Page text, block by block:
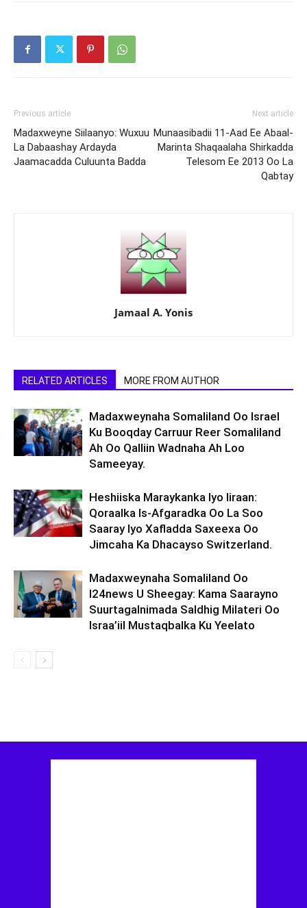
Previous article
Madaxweyne Siilaanyo: Wuxuu
La Dabaashay Ardayda
Jaamacadda Culuunta Badda
Next article
Munaasibadii 11-Aad Ee Abaal-
Marinta Shaqaalaha Shirkadda
Telesom Ee 2013 Oo La
Qabtay
Jamaal A. Yonis
RELATED ARTICLES MORE FROM AUTHOR
Madaxweynaha Somaliland Oo Israel
Ku Booqday Carruur Reer Somaliland
Ah Oo Qalliin Wadnaha Ah Loo
Sameeyay.
Heshiiska Maraykanka Iyo Iiraan:
Qoraalka Is-Afgaradka Oo La Soo
Saaray Iyo Xafladda Saxeexa Oo
Jimcaha Ka Dhacayso Switzerland.
Madaxweynaha Somaliland Oo
I24news U Sheegay: Kama Saarayno
Suurtagalnimada Saldhig Milateri Oo
Israa’iil Mustaqbalka Ku Yeelato